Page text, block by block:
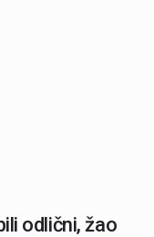
odlični, žao